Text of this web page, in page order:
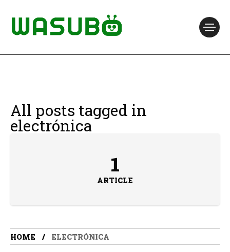
All posts tagged in
electrónica
1
ARTICLE
HOME ELECTRÓNICA